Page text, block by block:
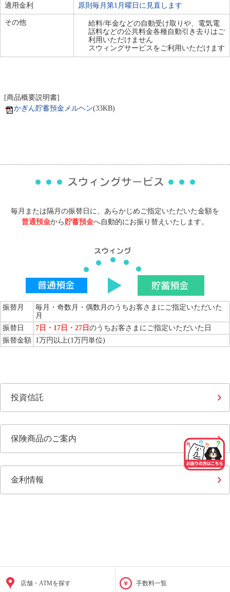
適用金利 原則毎月第1月曜日に見直します
その他
給料/年金などの自動受け取りや、電気電
話料などの公共料金各種自動引き去りはご
利用いただけません
スウィングサービスをご利用いただけます
[商品概要説明書]
かぎん貯蓄預金メルヘン(33KB)
毎月または隔月の振替日に、あらかじめご指定いただいた金額を
普通預金から 貯蓄預金へ自動的にお振り替えいたします。
振替月
毎月・奇数月・偶数月のうちお客さまにご指定いただいた
月
振替日
7日・17日・27日 のうちお客さまにご指定いただいた日
振替金額 1万円以上(1万円単位)
投資信託
保険商品のご案内
金利情報
店舗・ATMを探す 手数料一覧